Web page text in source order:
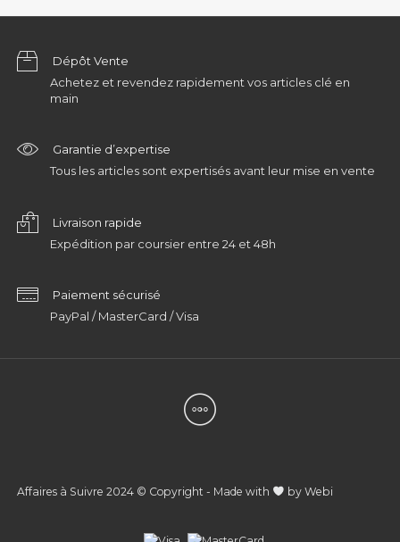
Dépôt Vente
Achetez et revendez rapidement vos articles clé en
main
Garantie d’expertise
Tous les articles sont expertisés avant leur mise en vente
Livraison rapide
Expédition par coursier entre 24 et 48h
Paiement sécurisé
PayPal / MasterCard / Visa
Affaires à Suivre 2024 © Copyright - Made with by Webi